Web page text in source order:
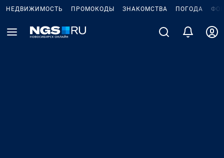
НЕДВИЖИМОСТЬ ПРОМОКОДЫ ЗНАКОМСТВА ПОГОДА